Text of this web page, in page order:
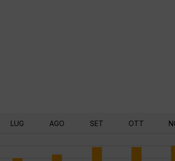
LUG AGO SET OTT